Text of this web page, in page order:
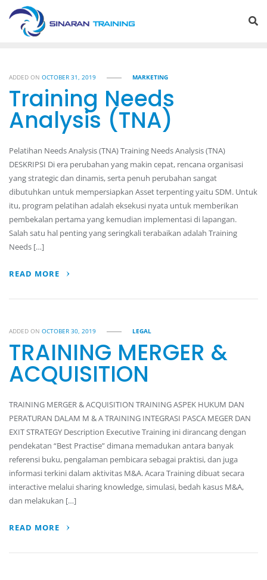
Skip
content
ADDED ONOCTOBER 31, 2019 MARKETING
Training Needs
Analysis (TNA)
Pelatihan Needs Analysis (TNA) Training Needs Analysis (TNA)
DESKRIPSI Di era perubahan yang makin cepat, rencana organisasi
yang strategic dan dinamis, serta penuh perubahan sangat
dibutuhkan untuk mempersiapkan Asset terpenting yaitu SDM. Untuk
itu, program pelatihan adalah eksekusi nyata untuk memberikan
pembekalan pertama yang kemudian implementasi di lapangan.
Salah satu hal penting yang seringkali terabaikan adalah Training
Needs […]
READ MORE
ADDED ONOCTOBER 30, 2019 LEGAL
TRAINING MERGER &
ACQUISITION
TRAINING MERGER & ACQUISITION TRAINING ASPEK HUKUM DAN
PERATURAN DALAM M & A TRAINING INTEGRASI PASCA MEGER DAN
EXIT STRATEGY Description Executive Training ini dirancang dengan
pendekatan “Best Practise” dimana memadukan antara banyak
referensi buku, pengalaman pembicara sebagai praktisi, dan juga
informasi terkini dalam aktivitas M&A. Acara Training dibuat secara
interactive melalui sharing knowledge, simulasi, bedah kasus M&A,
dan melakukan […]
READ MORE